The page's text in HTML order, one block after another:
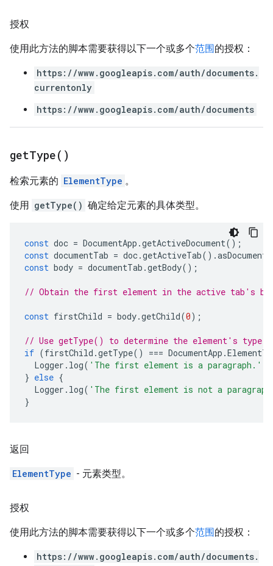
授权
使用此方法的脚本需要获得以下一个或多个范围的授权：
https://www.googleapis.com/auth/documents.
currentonly
https://www.googleapis.com/auth/documents
getType( )
检索元素的 ElementType 。
使用 getType() 确定给定元素的具体类型。
const doc = DocumentApp .getActiveDocument();
const documentTab = doc.getActiveTab().
const body = documentTab .getBody();
// Obtain the first element in the active tab's
const firstChild = body.getChild(0);
// Use getType() to determine the element's type.
if (firstChild .getType() === DocumentApp .
Logger . log( 'The first element is a paragraph.'
} else {
Logger . log( 'The first element is not a
}
返回
ElementType - 元素类型。
授权
使用此方法的脚本需要获得以下一个或多个范围的授权：
https://www.googleapis.com/auth/documents.